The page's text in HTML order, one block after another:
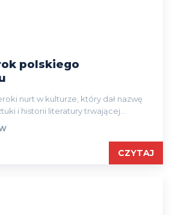
polskiego
nurt w kulturze, który dał nazwę
i historii literatury trwającej...
CZYTAJ